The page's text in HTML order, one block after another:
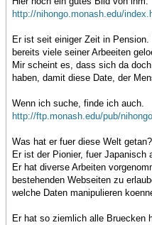
http://nihongo.monash.edu/
Er ist seit einiger Zeit in
bereits viele seiner Arbeeiten
Mir scheint es, dass sich da
haben, damit diese Date, der
Wenn ich suche, finde ich auch.
http://ftp.monash.edu/pub/
Was hat er fuer diese Welt getan?
Er ist der Pionier, fuer Japanisch
Er hat diverse Arbeiten
bestehenden Webseiten zu
welche Daten manipulieren
Er hat so ziemlich alle Bruecken